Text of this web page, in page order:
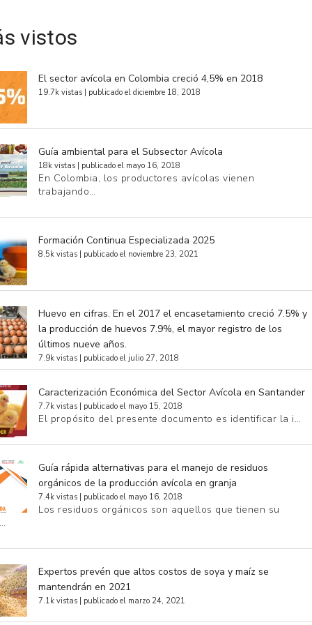
vistos
El sector avícola en Colombia creció 4,5% en 2018
19.7k vistas | publicado el diciembre 18, 2018
Guía ambiental para el Subsector Avícola
18k vistas | publicado el mayo 16, 2018
En Colombia, los productores avícolas vienen
trabajando…
Formación Continua Especializada 2025
8.5k vistas | publicado el noviembre 23, 2021
Huevo en cifras. En el 2017 el encasetamiento creció 7.5% y
la producción de huevos 7.9%, el mayor registro de los
últimos nueve años.
7.9k vistas | publicado el julio 27, 2018
Caracterización Económica del Sector Avícola en Santander
7.7k vistas | publicado el mayo 15, 2018
El propósito del presente documento es identificar la i…
Guía rápida alternativas para el manejo de residuos
orgánicos de la producción avícola en granja
7.4k vistas | publicado el mayo 16, 2018
Los residuos orgánicos son aquellos que tienen su
Expertos prevén que altos costos de soya y maíz se
mantendrán en 2021
7.1k vistas | publicado el marzo 24, 2021